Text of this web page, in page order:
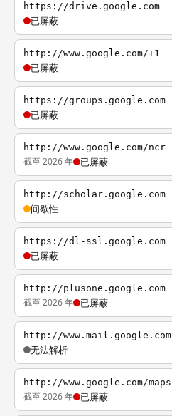
https://drive.google.com
已屏蔽
http://www.google.com/+1
已屏蔽
https://groups.google.com
已屏蔽
http://www.google.com/ncr
截至 2026 年 已屏蔽
http://scholar.google.com
间歇性
https://dl-ssl.google.com
已屏蔽
http://plusone.google.com
截至 2026 年 已屏蔽
http://www.mail.google.com
无法解析
http://www.google.com/maps
截至 2026 年 已屏蔽